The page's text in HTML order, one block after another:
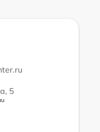
5